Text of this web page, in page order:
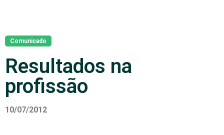
Comunicado
Resultados na
profissão
10/07/2012